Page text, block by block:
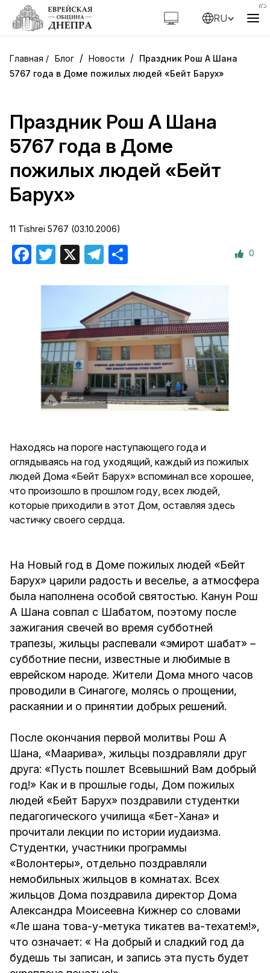
RU
Блог / Новости / Праздник Рош А Шана
5767 года в Доме пожилых людей «Бейт Барух»
Праздник Рош А Шана
5767 года в Доме
пожилых людей «Бейт
Барух»
11 Tishrei 5767 (03.10.2006)
Facebook
Twitter Telegram 0
Находясь на пороге наступающего года и
оглядываясь на год уходящий, каждый из пожилых
людей Дома «Бейт Барух» вспоминал все хорошее,
что произошло в прошлом году, всех людей,
которые приходили в этот Дом, оставляя здесь
частичку своего сердца.
На Новый год в Доме пожилых людей «Бейт
Барух» царили радость и веселье, а атмосфера
была наполнена особой святостью. Канун Рош
А Шана совпал с Шабатом, поэтому после
зажигания свечей во время субботней
трапезы, жильцы распевали «эмирот шабат» –
субботние песни, известные и любимые в
еврейском народе. Жители Дома много часов
проводили в Синагоге, молясь о прощении,
раскаянии и о принятии добрых решений.
После окончания первой молитвы Рош А
Шана, «Маарива», жильцы поздравляли друг
друга: «Пусть пошлет Всевышний Вам добрый
год!» Как и в прошлые годы, Дом пожилых
людей «Бейт Барух» поздравили студентки
педагогического училища «Бет-Хана» и
прочитали лекции по истории иудаизма.
Студентки, участники программы
«Волонтеры», отдельно поздравляли
немобильных жильцов в комнатах. Всех
жильцов Дома поздравила директор Дома
Александра Моисеевна Кижнер со словами
«Ле шана това-у-метука тикатев ва-техатем!»,
что означает: « На добрый и сладкий год да
будешь ты записан, и запись эта пусть будет